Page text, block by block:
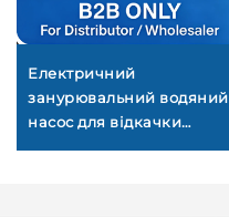
Електричний
занурювальний водяний
насос для відкачки
чистої води,